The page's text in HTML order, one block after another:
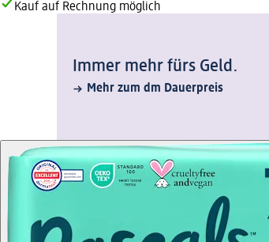
Kauf auf Rechnung möglich
Immer mehr fürs Geld.
Mehr zum dm Dauerpreis